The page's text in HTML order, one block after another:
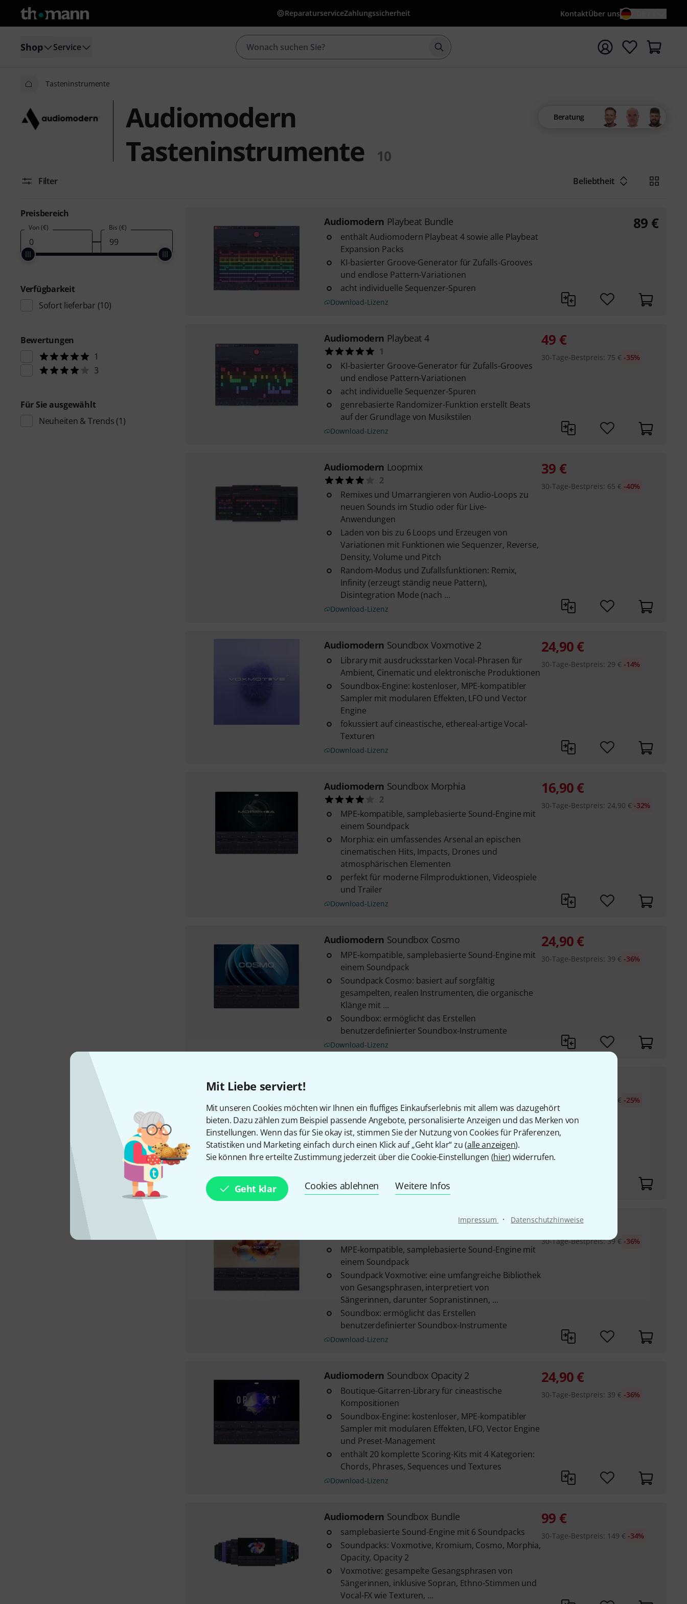
Mit Liebe serviert!
Mit unseren Cookies möchten wir Ihnen ein fluffiges Einkaufserlebnis mit allem was dazugehört
bieten. Dazu zählen zum Beispiel passende Angebote, personalisierte Anzeigen und das Merken von
Einstellungen. Wenn das für Sie okay ist, stimmen Sie der Nutzung von Cookies für Präferenzen,
Statistiken und Marketing einfach durch einen Klick auf „Geht klar“ zu (alle anzeigen).
Sie können Ihre erteilte Zustimmung jederzeit über die Cookie-Einstellungen (hier) widerrufen.
Geht klar Cookies ablehnen Weitere Infos
Impressum · Datenschutzhinweise
ReparaturserviceZahlungssicherheit KontaktÜber uns
Shop Service Suche mit Suchwort {searchTerm} starten
Tasteninstrumente
Audiomodern
Tasteninstrumente
10
Beratung
Filter Beliebtheit
Preisbereich
Von (€) Bis (€)
Verfügbarkeit
Sofort lieferbar (10)
Bewertungen
1
3
Für Sie ausgewählt
Neuheiten & Trends (1)
Audiomodern Playbeat Bundle
enthält Audiomodern Playbeat 4 sowie alle Playbeat
Expansion Packs
KI-basierter Groove-Generator für Zufalls-Grooves
und endlose Pattern-Variationen
acht individuelle Sequenzer-Spuren
Download-Lizenz
89 €
Audiomodern Playbeat 4
1
KI-basierter Groove-Generator für Zufalls-Grooves
und endlose Pattern-Variationen
acht individuelle Sequenzer-Spuren
genrebasierte Randomizer-Funktion erstellt Beats
auf der Grundlage von Musikstilen
Download-Lizenz
49 €
30-Tage-Bestpreis: 75 € -35%
Audiomodern Loopmix
2
Remixes und Umarrangieren von Audio-Loops zu
neuen Sounds im Studio oder für Live-
Anwendungen
Laden von bis zu 6 Loops und Erzeugen von
Variationen mit Funktionen wie Sequenzer, Reverse,
Density, Volume und Pitch
Random-Modus und Zufallsfunktionen: Remix,
Infinity (erzeugt ständig neue Pattern),
Disintegration Mode (nach ...
Download-Lizenz
39 €
30-Tage-Bestpreis: 65 € -40%
Audiomodern Soundbox Voxmotive 2
Library mit ausdrucksstarken Vocal-Phrasen für
Ambient, Cinematic und elektronische Produktionen
Soundbox-Engine: kostenloser, MPE-kompatibler
Sampler mit modularen Effekten, LFO und Vector
Engine
fokussiert auf cineastische, ethereal-artige Vocal-
Texturen
Download-Lizenz
24,90€
30-Tage-Bestpreis: 29 € -14%
Audiomodern Soundbox Morphia
2
MPE-kompatible, samplebasierte Sound-Engine mit
einem Soundpack
Morphia: ein umfassendes Arsenal an epischen
cinematischen Hits, Impacts, Drones und
atmosphärischen Elementen
perfekt für moderne Filmproduktionen, Videospiele
und Trailer
Download-Lizenz
16,90€
30-Tage-Bestpreis: 24,90 € -32%
Audiomodern Soundbox Cosmo
MPE-kompatible, samplebasierte Sound-Engine mit
einem Soundpack
Soundpack Cosmo: basiert auf sorgfältig
gesampelten, realen Instrumenten, die organische
Klänge mit ...
Soundbox: ermöglicht das Erstellen
benutzerdefinierter Soundbox-Instrumente
Download-Lizenz
24,90€
30-Tage-Bestpreis: 39 € -36%
einem Soundpack
Soundpack Kromium: ein virtuelles Instrument, das
die rohe, emotionale Intensität von
Streichinstrumenten ...
Soundbox: ermöglicht das Erstellen
Download-Lizenz
€ -25%
Soundbox Voxmotive
MPE-kompatible, samplebasierte Sound-Engine mit
einem Soundpack
Soundpack Voxmotive: eine umfangreiche Bibliothek
von Gesangsphrasen, interpretiert von
Sängerinnen, darunter Sopranistinnen, ...
Soundbox: ermöglicht das Erstellen
benutzerdefinierter Soundbox-Instrumente
Download-Lizenz
24,90€
30-Tage-Bestpreis:39 € -36%
Audiomodern Soundbox Opacity 2
Boutique-Gitarren-Library für cineastische
Kompositionen
Soundbox-Engine: kostenloser, MPE-kompatibler
Sampler mit modularen Effekten, LFO, Vector Engine
und Preset-Management
enthält 20 komplette Scoring-Kits mit 4 Kategorien:
Chords, Phrases, Sequences und Textures
Download-Lizenz
24,90€
30-Tage-Bestpreis: 39 € -36%
Audiomodern Soundbox Bundle
samplebasierte Sound-Engine mit 6 Soundpacks
Soundpacks: Voxmotive, Kromium, Cosmo, Morphia,
Opacity, Opacity 2
Voxmotive: gesampelte Gesangsphrasen von
Sängerinnen, inklusive Sopran, Ethno-Stimmen und
Vocal-FX wie Texturen, ...
99 €
30-Tage-Bestpreis: 149 € -34%